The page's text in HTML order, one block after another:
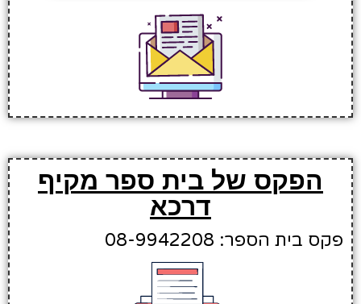
הפקס של בית ספר מקיף
דרכא
פקס בית הספר: 08-9942208